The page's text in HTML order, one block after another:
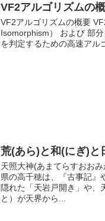
VF2アルゴリズムの
VF2アルゴリズムの概要
Isomorphism） および 部
を判定するための高速アル
荒(あら)と和(にぎ)と
天照大神(あまてらすおお
県の高千穂は、『古事記』
隠れた「天岩戸開き」や、
と）が天界から...